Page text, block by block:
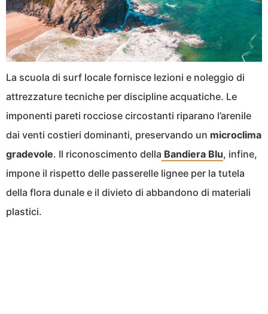
La scuola di surf locale fornisce lezioni e noleggio di
attrezzature tecniche per discipline acquatiche. Le
imponenti pareti rocciose circostanti riparano l’arenile
dai venti costieri dominanti, preservando un microclima
gradevole. Il riconoscimento della Bandiera Blu, infine,
impone il rispetto delle passerelle lignee per la tutela
della flora dunale e il divieto di abbandono di materiali
plastici.